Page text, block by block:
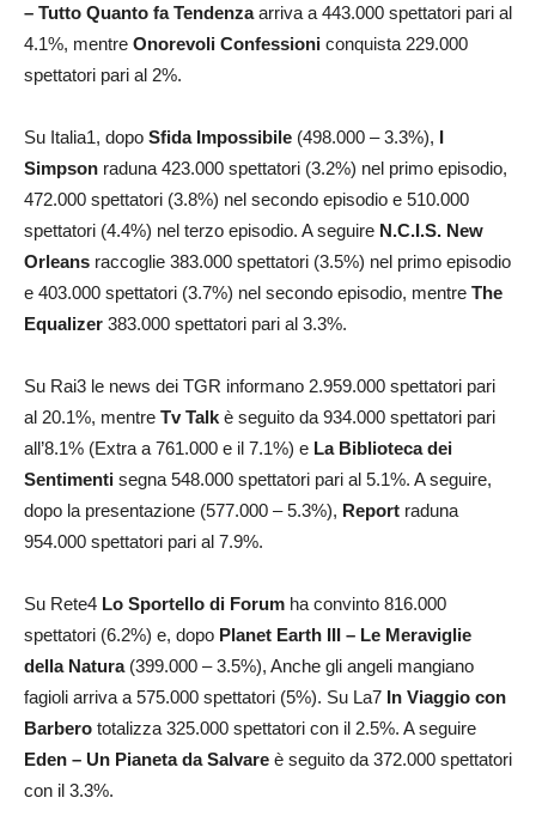
– Tutto Quanto fa Tendenzaarriva a 443.000 spettatori pari al
4.1%, mentre Onorevoli Confessioni conquista 229.000
spettatori pari al 2%.
Su Italia1, dopo Sfida Impossibile (498.000 – 3.3%), I
Simpson raduna 423.000 spettatori (3.2%) nel primo episodio,
472.000 spettatori (3.8%) nel secondo episodio e 510.000
spettatori (4.4%) nel terzo episodio. A seguire N.C.I.S. New
Orleans raccoglie 383.000 spettatori (3.5%) nel primo episodio
e 403.000 spettatori (3.7%) nel secondo episodio, mentre The
Equalizer 383.000 spettatori pari al 3.3%.
Su Rai3 le news dei TGR informano 2.959.000 spettatori pari
al 20.1%, mentre Tv Talk è seguito da 934.000 spettatori pari
all’8.1% (Extra a 761.000 e il 7.1%) e La Biblioteca dei
Sentimenti segna 548.000 spettatori pari al 5.1%. A seguire,
dopo la presentazione (577.000 – 5.3%), Report raduna
954.000 spettatori pari al 7.9%.
Su Rete4 Lo Sportello di Forum ha convinto 816.000
spettatori (6.2%) e, dopo Planet Earth III – Le Meraviglie
della Natura(399.000 – 3.5%), Anche gli angeli mangiano
fagioli arriva a 575.000 spettatori (5%). Su La7 In Viaggio con
Barbero totalizza 325.000 spettatori con il 2.5%. A seguire
Eden – Un Pianeta da Salvare è seguito da 372.000 spettatori
con il 3.3%.